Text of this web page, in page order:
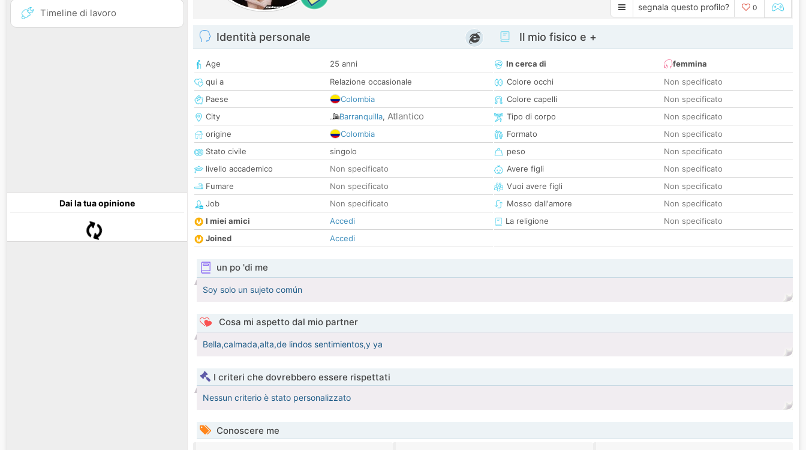
Timeline di lavoro
Dai la tua opinione
segnala questo profilo? 0
Identità personale
Age
25 anni
qui a
Relazione occasionale
Paese
Colombia
City
Barranquilla, Atlantico
origine
Colombia
Stato civile
singolo
livello accademico
Non specificato
Fumare
Non specificato
Job
Non specificato
I miei amici
Accedi
Joined
Accedi
Il mio fisico e +
In cerca di
femmina
Colore occhi
Non specificato
Colore capelli
Non specificato
Tipo di corpo
Non specificato
Formato
Non specificato
peso
Non specificato
Avere figli
Non specificato
Vuoi avere figli
Non specificato
Mosso dall'amore
Non specificato
La religione
Non specificato
un po 'di me
Soy solo un sujeto común
Cosa mi aspetto dal mio partner
Bella,calmada,alta,de lindos sentimientos,y ya
I criteri che dovrebbero essere rispettati
Nessun criterio è stato personalizzato
Conoscere me